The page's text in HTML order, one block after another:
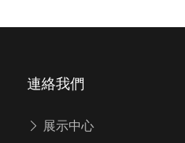
連絡我們
展示中心